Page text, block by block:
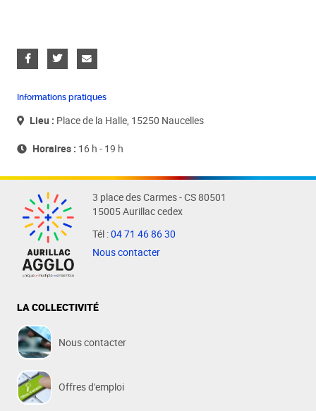
Informations pratiques
Lieu : Place de la Halle, 15250 Naucelles
Horaires : 16 h - 19 h
3 place des Carmes - CS 80501
15005 Aurillac cedex
Tél :04 71 46 86 30
Nous contacter
LA COLLECTIVITÉ
Nous contacter
Offres d'emploi